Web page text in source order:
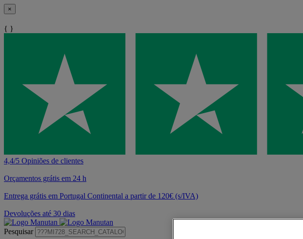
×
{ }
4,4/5 Opiniões de clientes
Orçamentos grátis em 24 h
Entrega grátis em Portugal Continental a partir de 120€ (s/IVA)
Devoluções até 30 dias
Pesquisar